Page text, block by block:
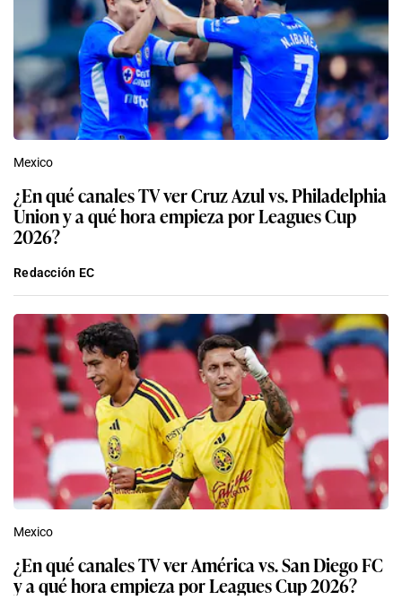
Mexico
¿En qué canales TV ver Cruz Azul vs. Philadelphia
Union y a qué hora empieza por Leagues Cup
2026?
Redacción EC
Mexico
¿En qué canales TV ver América vs. San Diego FC
y a qué hora empieza por Leagues Cup 2026?